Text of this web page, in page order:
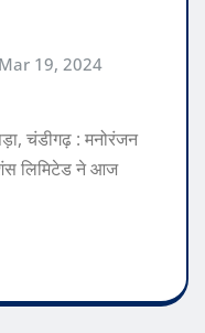
चंडीगढ़ : मनोरंजन
लिमिटेड ने आज